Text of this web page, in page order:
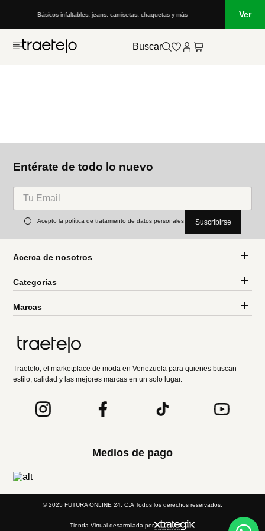
Básicos infaltables: jeans, camisetas, chaquetas y más Ver
Buscar
Entérate de todo lo nuevo
Acepto la política de tratamiento de datos personales Suscribirse
Acerca de nosotros
Categorías
Marcas
Traetelo, el marketplace de moda en Venezuela para quienes buscan
estilo, calidad y las mejores marcas en un solo lugar.
Medios de pago
© 2025 FUTURA ONLINE 24, C.A Todos los derechos reservados.
Tienda Virtual desarrollada por